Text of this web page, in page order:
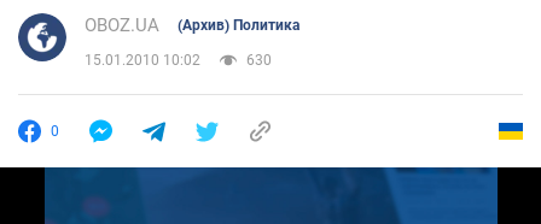
OBOZ.UA (Архив) Политика
15.01.2010 10:02 630
0